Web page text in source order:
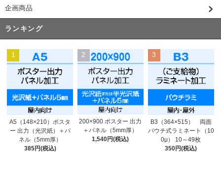
企画商品
ランキング
1
A5（148×210）ポスタ
ー 出力（光沢紙）＋パ
ネル（5mm厚）
385円(税込)
2
200×900 ポスター 出力
＋パネル（5mm厚）
1,540円(税込)
3
B3（364×515） 両面
パウチ式ラミネート（10
0μ） 10～49枚
350円(税込)